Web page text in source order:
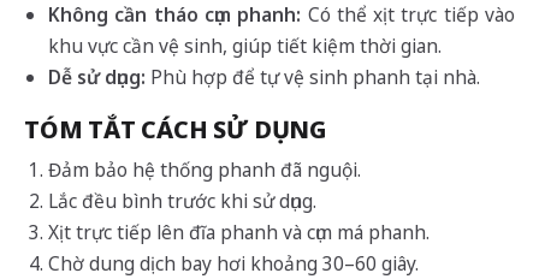
Không cần tháo cụm phanh: Có thể xịt trực tiếp vào
khu vực cần vệ sinh, giúp tiết kiệm thời gian.
Dễ sử dụng: Phù hợp để tự vệ sinh phanh tại nhà.
TÓM TẮT CÁCH SỬ DỤNG
Đảm bảo hệ thống phanh đã nguội.
Lắc đều bình trước khi sử dụng.
Xịt trực tiếp lên đĩa phanh và cụm má phanh.
Chờ dung dịch bay hơi khoảng 30–60 giây.